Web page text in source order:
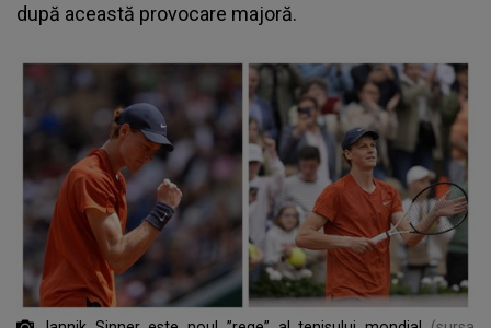
după această provocare majoră.